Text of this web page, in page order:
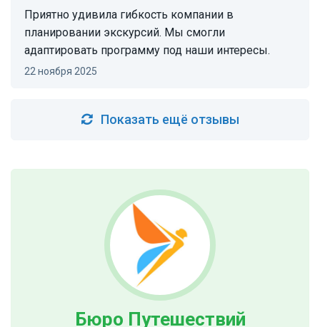
Приятно удивила гибкость компании в
планировании экскурсий. Мы смогли
адаптировать программу под наши интересы.
22 ноября 2025
Показать ещё отзывы
Бюро Путешествий